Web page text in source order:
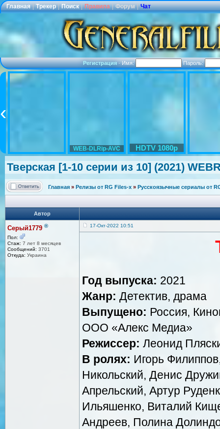
Главная | Трекер | Поиск | Правила | Форум | Чат
Регистрация·Имя: Пароль:
WEB-DLRip-AVC HDTV 1080p
Тверская [1-10 серии из 10] (2021)
Главная » Релизы от RG Files-x » Русскоязычные сериалы от
Автор
Серый1779 ®
Пол:
Стаж: 7 лет 8 месяцев
Сообщений: 3701
Откуда: Украина
17-Окт-2022 10:51
Год выпуска: 2021
Жанр: Детектив, драма
Выпущено: Россия,
ООО «Алекс Медиа»
Режиссер: Леонид
В ролях: Игорь
Никольский, Денис
Апрельский, Артур
Ильяшенко, Виталий
Андреев, Полина